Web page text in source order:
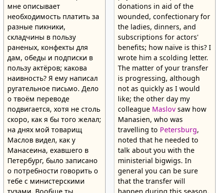
мне описывает
необходимость платить за
разные пикники,
складчины в пользу
раненых, конфекты для
дам, обеды и подписки в
пользу актёров; какова
наивность? Я ему написал
ругательное письмо. Дело
о твоём переводе
подвигается, хотя не столь
скоро, как я бы того желал;
на днях мой товарищ
Маслов видел, как у
Манасеина, ехавшего в
Петербург, было записано
о потребности говорить о
тебе с министерскими
тузами. Вообще ты
donations in aid of the
wounded, confectionary for
the ladies, dinners, and
subscriptions for actors'
benefits; how naïve is this? I
wrote him a scolding letter.
The matter of your transfer
is progressing, although
not as quickly as I would
like; the other day my
colleague Maslovsaw how
Manasien, who was
travelling to Petersburg,
noted that he needed to
talk about you with the
ministerial bigwigs. In
general you can be sure
that the transfer will
happen during this season.